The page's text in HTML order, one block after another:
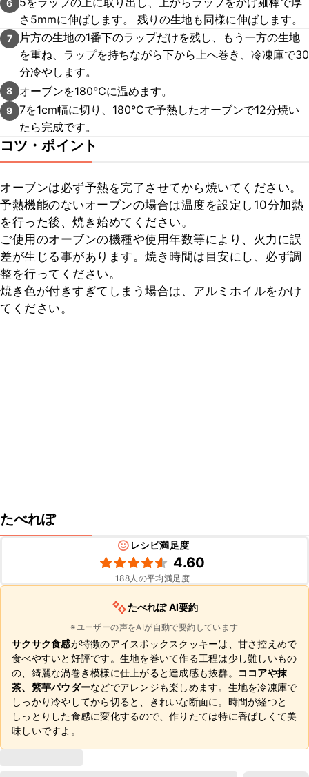
6
さ5mmに伸ばします。 残りの生地も同様に伸ばします。
7
片方の生地の1番下のラップだけを残し、もう一方の生地
を重ね、ラップを持ちながら下から上へ巻き、冷凍庫で30
分冷やします。
8 オーブンを180℃に温めます。
9 7を1cm幅に切り、180℃で予熱したオーブンで12分焼い
たら完成です。
コツ・ポイント
オーブンは必ず予熱を完了させてから焼いてください。
予熱機能のないオーブンの場合は温度を設定し10分加熱
を行った後、焼き始めてください。
ご使用のオーブンの機種や使用年数等により、火力に誤
差が生じる事があります。焼き時間は目安にし、必ず調
整を行ってください。
焼き色が付きすぎてしまう場合は、アルミホイルをかけ
てください。
たべれぽ
レシピ満足度
4.60
188人の平均満足度
たべれぽ AI要約
※ユーザーの声をAIが自動で要約しています
サクサク食感が特徴のアイスボックスクッキーは、甘さ控えめで
食べやすいと好評です。生地を巻いて作る工程は少し難しいもの
の、綺麗な渦巻き模様に仕上がると達成感も抜群。
ココアや抹
茶、紫芋パウダーなどでアレンジも楽しめます。生地を冷凍庫で
しっかり冷やしてから切ると、きれいな断面に。時間が経つと
しっとりした食感に変化するので、作りたては特に香ばしくて美
味しいですよ。